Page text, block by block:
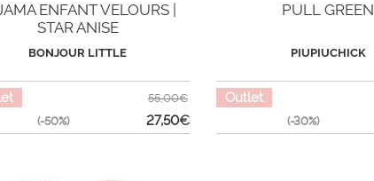
ENFANT VELOURS |
STAR ANISE
BONJOUR LITTLE
(-50%)
55,00€
27,50€
PULL GREEN
PIUPIUCHICK
Outlet
(-30%)